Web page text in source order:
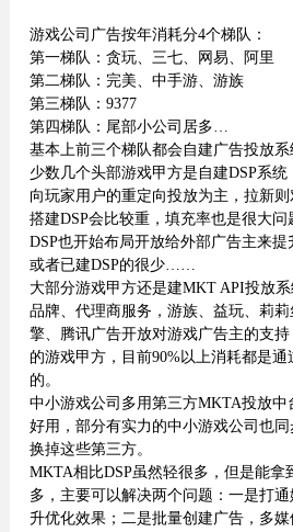
游戏公司广告按年消耗分4个梯队：
第一梯队：贪玩、三七、网易、阿里
第二梯队：完美、中手游、游族
第三梯队：9377
第四梯队：尾部小公司居多…
基本上前三个梯队都会自建广告投放系
少数几个头部游戏甲方是自建DSP系
向玩家用户的重定向投放为主，拉新则
搭建DSP会比较重，填充率也是很大
DSP也开始布局开放给外部广告主来
或者已建DSP的很少……
大部分游戏甲方还是建MKT API投放
品牌、代理商服务，游族、益玩、莉莉
擎、腾讯广告开放对游戏广告主的支
的游戏甲方，目前90%以上消耗都是
的。
中小游戏公司多用第三方MKTA投放中
好用，部分有实力的中小游戏公司也
换掉这些第三方。
MKTA相比DSP虽然轻很多，但是能拿
多，主要可以解决两个问题：一是打
升优化效果；二是批量创建广告，多